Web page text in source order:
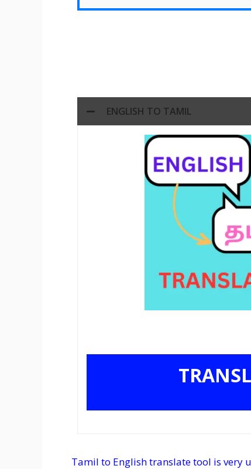
ENGLISH TO TAMIL
Tamil to English translate tool is very